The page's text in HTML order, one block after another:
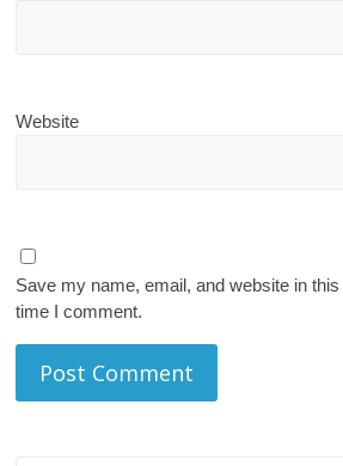
Website
Save my name, email, and website in
time I comment.